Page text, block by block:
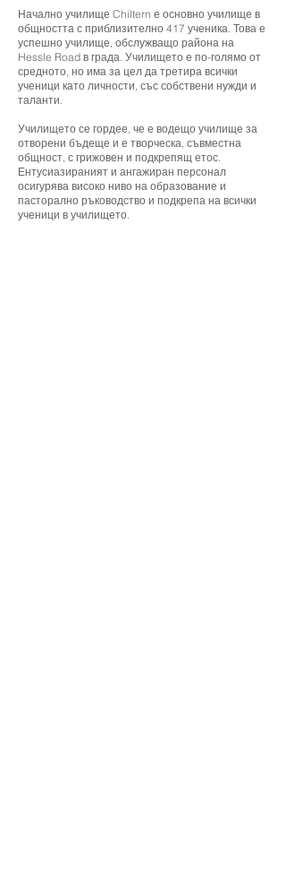
Начално училище Chiltern е основно училище в
общността с приблизително 417 ученика. Това е
успешно училище, обслужващо района на
Hessle Road в града. Училището е по-голямо от
средното, но има за цел да третира всички
ученици като личности, със собствени нужди и
таланти.
Училището се гордее, че е водещо училище за
отворени бъдеще и е творческа, съвместна
общност, с грижовен и подкрепящ етос.
Ентусиазираният и ангажиран персонал
осигурява високо ниво на образование и
пасторално ръководство и подкрепа на всички
ученици в училището.